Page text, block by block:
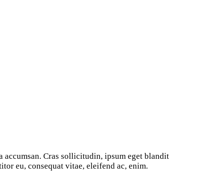
accumsan. Cras sollicitudin, ipsum eget blandit
eu, consequat vitae, eleifend ac, enim.